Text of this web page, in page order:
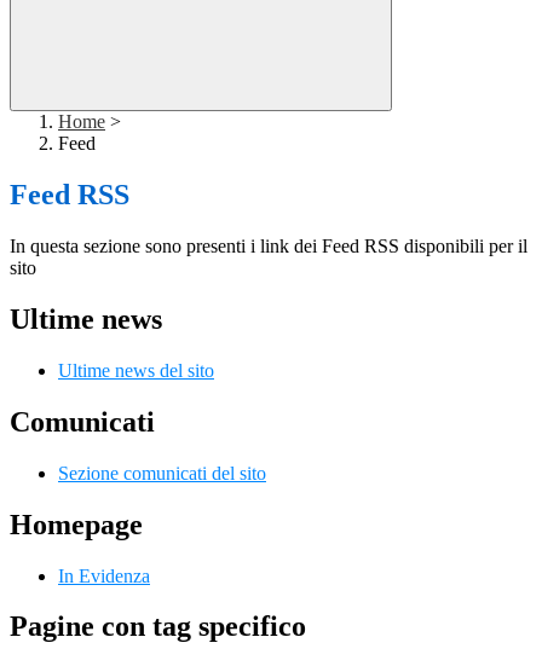
Home >
Feed
Feed RSS
In questa sezione sono presenti i link dei Feed RSS disponibili per il
sito
Ultime news
Ultime news del sito
Comunicati
Sezione comunicati del sito
Homepage
In Evidenza
Pagine con tag specifico